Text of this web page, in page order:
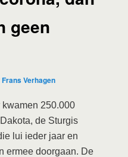
geen
Frans Verhagen
250.000
de Sturgis
lui ieder jaar en
ermee doorgaan. De